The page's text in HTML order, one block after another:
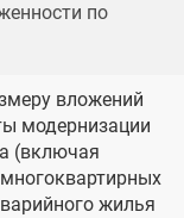
по
вложений
модернизации
(включая
жилья